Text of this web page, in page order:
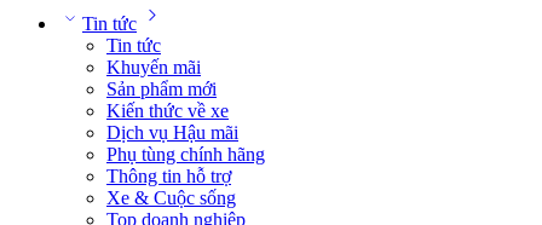
Tin tức
Tin tức
Khuyến mãi
Sản phẩm mới
Kiến thức về xe
Dịch vụ Hậu mãi
Phụ tùng chính hãng
Thông tin hỗ trợ
Xe & Cuộc sống
Top doanh nghiệp